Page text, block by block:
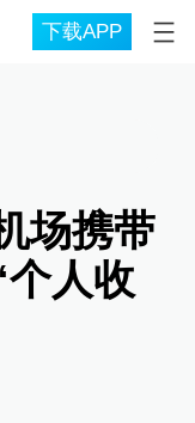
下载APP
场携带
人收